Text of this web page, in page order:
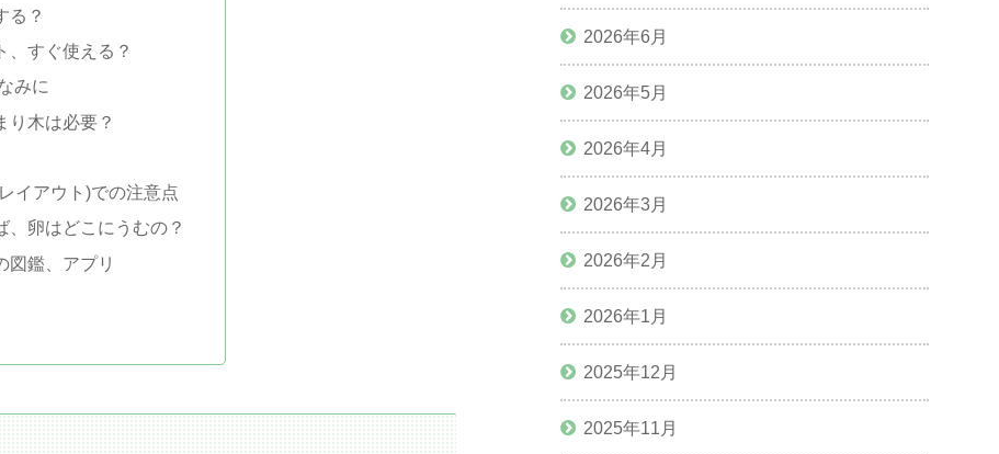
る？
、すぐ使える？
みに
り木は必要？
イアウト)での注意点
、卵はどこにうむの？
図鑑、アプリ
2026年6月
2026年5月
2026年4月
2026年3月
2026年2月
2026年1月
2025年12月
2025年11月